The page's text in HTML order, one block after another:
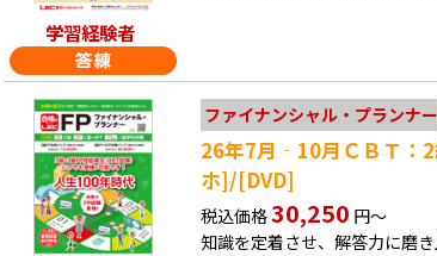
学習経験者
ファイナンシャル・プランナー
26年7月‐10月ＣＢＴ：
ホ]/[DVD]
税込価格30,250 円～
知識を定着させ、解答力に磨